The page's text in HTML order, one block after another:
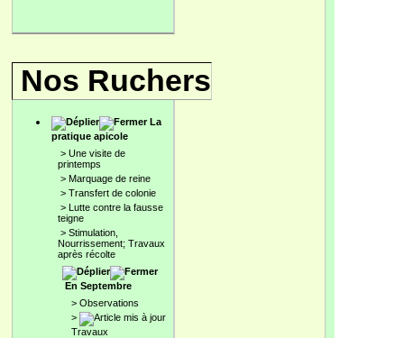
Nos Ruchers
La
pratique apicole
> Une visite de
printemps
> Marquage de reine
> Transfert de colonie
> Lutte contre la fausse
teigne
> Stimulation,
Nourrissement; Travaux
après récolte
En Septembre
> Observations
>
Travaux